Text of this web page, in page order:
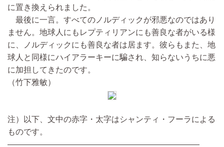
に置き換えられました。
最後に一言。すべてのノルディックが邪悪なのではあり
ません。地球人にもレプティリアンにも善良な者がいる様
に、ノルディックにも善良な者は居ます。彼らもまた、地
球人と同様にハイアラーキーに騙され、知らないうちに悪
に加担してきたのです。
（竹下雅敏）
注）以下、文中の赤字・太字はシャンティ・フーラによる
ものです。
————————————————————————